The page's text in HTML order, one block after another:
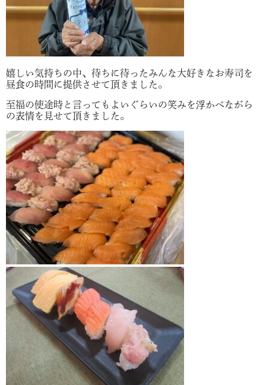
嬉しい気持ちの中、待ちに待ったみんな大好きなお寿司を
昼食の時間に提供させて頂きました。
至福の使途時と言ってもよいぐらいの笑みを浮かべながら
の表情を見せて頂きました。